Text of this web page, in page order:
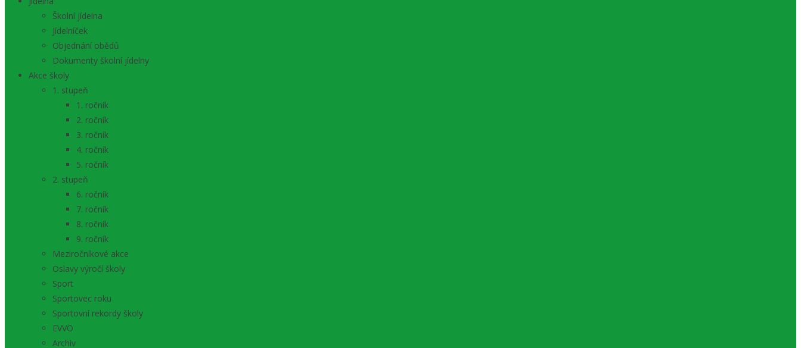
Školní jídelna
Jídelníček
Objednání obědů
Dokumenty školní jídelny
Akce školy
1. stupeň
1. ročník
2. ročník
3. ročník
4. ročník
5. ročník
2. stupeň
6. ročník
7. ročník
8. ročník
9. ročník
Meziročníkové akce
Oslavy výročí školy
Sport
Sportovec roku
Sportovní rekordy školy
EVVO
Archiv